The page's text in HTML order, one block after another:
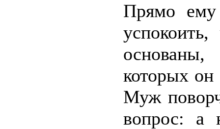
Прямо ему
которых он
Муж
вопрос: а